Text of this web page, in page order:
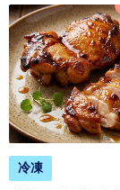
冷凍